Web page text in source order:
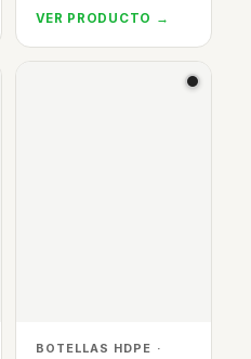
VER PRODUCTO →
BOTELLAS HDPE ·